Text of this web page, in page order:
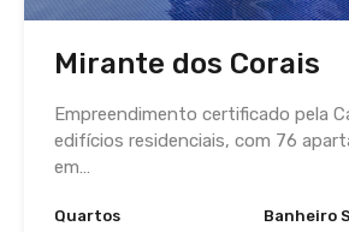
Mirante dos Corais
Empreendimento certificado pela
edifícios residenciais, com 76
em…
Quartos Banheiro